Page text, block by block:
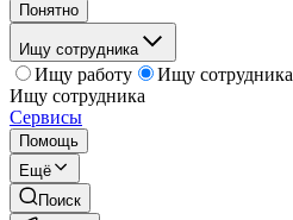
Понятно
Ищу сотрудника
Ищу работу
Ищу сотрудника
Ищу сотрудника
Сервисы
Помощь
Ещё
Поиск